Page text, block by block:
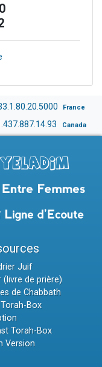
France
Canada
Juif
(livre de prière)
de Chabbath
Box
Torah-Box
Version